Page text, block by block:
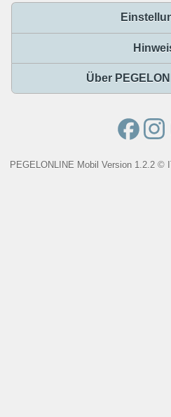
Über
PEGELONLINE Mobil Version 1.2.2 ©